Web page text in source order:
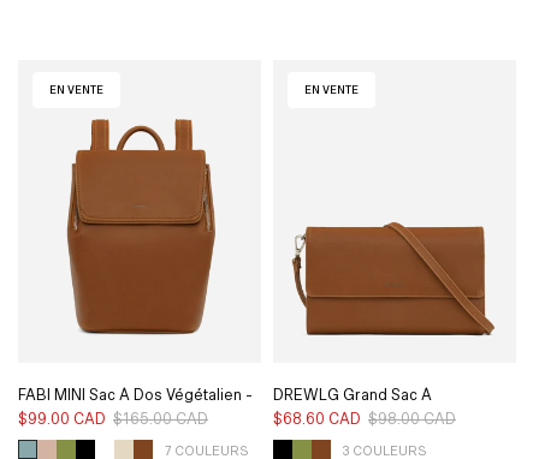
EN VENTE
FABI MINI Sac À Dos Végétalien -
Vintage
Prix
$165.00 CADPrix
$99.00 CAD
7 COULEURS
EN VENTE
DREWLG Grand Sac À
Bandoulière Végétalien - Vintage
Prix
$98.00 CADPrix
$68.60 CAD
3 COULEURS